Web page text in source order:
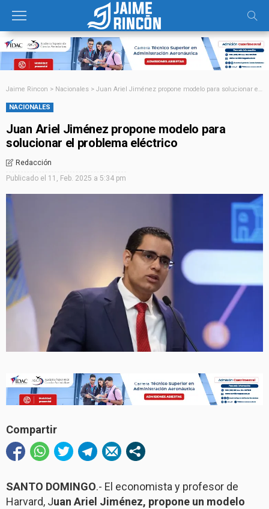
Jaime Rincon > Nacionales > Juan Ariel Jiménez propone modelo para solucionar el problema eléctrico
NACIONALES
Juan Ariel Jiménez propone modelo para
solucionar el problema eléctrico
Redacción
Publicado el 11, Feb. 2025 a 5:34 pm
Compartir
SANTO DOMINGO.- El economista y profesor de
Harvard, Juan Ariel Jiménez, propone un modelo